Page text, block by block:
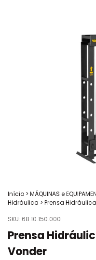
Início > MÁQUINAS e
Hidráulica > Prensa
SKU: 68.10.150.000
Prensa
Vonder